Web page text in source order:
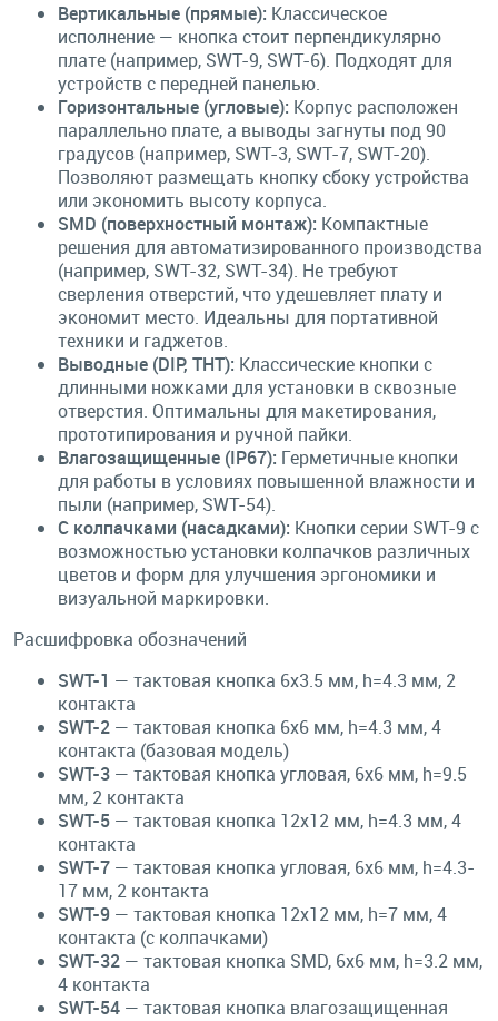
Вертикальные (прямые): Классическое
исполнение — кнопка стоит перпендикулярно
плате (например, SWT-9, SWT-6). Подходят для
устройств с передней панелью.
Горизонтальные (угловые): Корпус расположен
параллельно плате, а выводы загнуты под 90
градусов (например, SWT-3, SWT-7, SWT-20).
Позволяют размещать кнопку сбоку устройства
или экономить высоту корпуса.
SMD (поверхностный монтаж): Компактные
решения для автоматизированного производства
(например, SWT-32, SWT-34). Не требуют
сверления отверстий, что удешевляет плату и
экономит место. Идеальны для портативной
техники и гаджетов.
Выводные (DIP, THT): Классические кнопки с
длинными ножками для установки в сквозные
отверстия. Оптимальны для макетирования,
прототипирования и ручной пайки.
Влагозащищенные (IP67): Герметичные кнопки
для работы в условиях повышенной влажности и
пыли (например, SWT-54).
С колпачками (насадками): Кнопки серии SWT-9 с
возможностью установки колпачков различных
цветов и форм для улучшения эргономики и
визуальной маркировки.
Расшифровка обозначений
SWT-1 — тактовая кнопка 6x3.5 мм, h=4.3 мм, 2
контакта
SWT-2 — тактовая кнопка 6x6 мм, h=4.3 мм, 4
контакта (базовая модель)
SWT-3 — тактовая кнопка угловая, 6x6 мм, h=9.5
мм, 2 контакта
SWT-5 — тактовая кнопка 12x12 мм, h=4.3 мм, 4
контакта
SWT-7 — тактовая кнопка угловая, 6x6 мм, h=4.3-
17 мм, 2 контакта
SWT-9 — тактовая кнопка 12x12 мм, h=7 мм, 4
контакта (с колпачками)
SWT-32 — тактовая кнопка SMD, 6x6 мм, h=3.2 мм,
4 контакта
SWT-54 — тактовая кнопка влагозащищенная